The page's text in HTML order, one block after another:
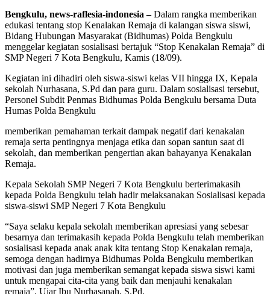
Bengkulu, news-raflesia-indonesia –Dalam rangka memberikan
edukasi tentang stop Kenalakan Remaja di kalangan siswa siswi,
Bidang Hubungan Masyarakat (Bidhumas) Polda Bengkulu
menggelar kegiatan sosialisasi bertajuk “Stop Kenakalan Remaja” di
SMP Negeri 7 Kota Bengkulu, Kamis (18/09).
Kegiatan ini dihadiri oleh siswa-siswi kelas VII hingga IX, Kepala
sekolah Nurhasana, S.Pd dan para guru. Dalam sosialisasi tersebut,
Personel Subdit Penmas Bidhumas Polda Bengkulu bersama Duta
Humas Polda Bengkulu
memberikan pemahaman terkait dampak negatif dari kenakalan
remaja serta pentingnya menjaga etika dan sopan santun saat di
sekolah, dan memberikan pengertian akan bahayanya Kenakalan
Remaja.
Kepala Sekolah SMP Negeri 7 Kota Bengkulu berterimakasih
kepada Polda Bengkulu telah hadir melaksanakan Sosialisasi kepada
siswa-siswi SMP Negeri 7 Kota Bengkulu
“Saya selaku kepala sekolah memberikan apresiasi yang sebesar
besarnya dan terimakasih kepada Polda Bengkulu telah memberikan
sosialisasi kepada anak anak kita tentang Stop Kenakalan remaja,
semoga dengan hadirnya Bidhumas Polda Bengkulu memberikan
motivasi dan juga memberikan semangat kepada siswa siswi kami
untuk mengapai cita-cita yang baik dan menjauhi kenakalan
remaja”. Ujar Ibu Nurhasanah, S.Pd.